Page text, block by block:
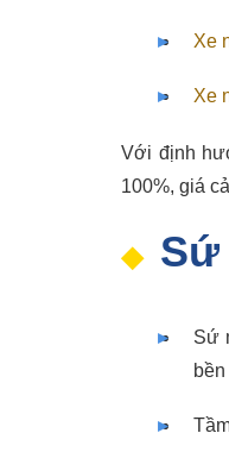
Xe
Xe
Với định
100%, giá
Sứ
Sứ